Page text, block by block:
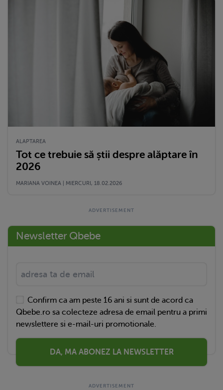
ALAPTAREA
Tot ce trebuie să știi despre alăptare în
2026
MARIANA VOINEA | MIERCURI, 18.02.2026
Newsletter Qbebe
Confirm ca am peste 16 ani si sunt de acord ca
Qbebe.ro sa colecteze adresa de email pentru a primi
newslettere si e-mail-uri promotionale.
DA, MA ABONEZ LA NEWSLETTER